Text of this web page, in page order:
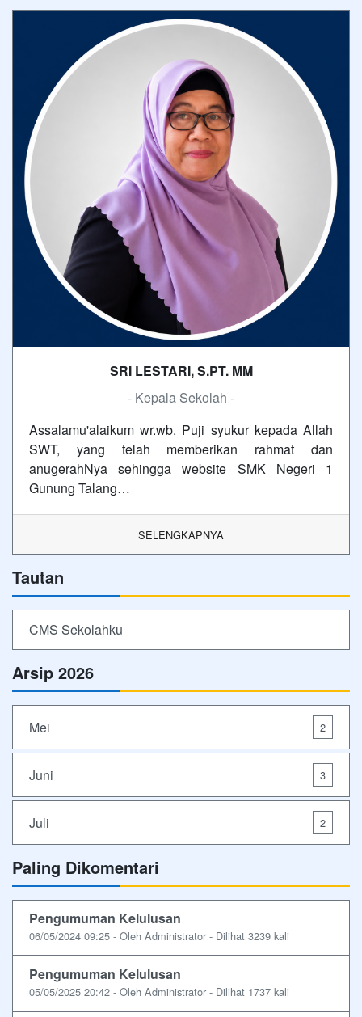
SRI LESTARI, S.PT. MM
- Kepala Sekolah -
Assalamu'alaikum wr.wb. Puji syukur kepada Allah
SWT, yang telah memberikan rahmat dan
anugerahNya sehingga website SMK Negeri 1
Gunung Talang…
SELENGKAPNYA
Tautan
CMS Sekolahku
Arsip 2026
Mei 2
Juni 3
Juli 2
Paling Dikomentari
Pengumuman Kelulusan
06/05/2024 09:25 - Oleh Administrator - Dilihat 3239 kali
Pengumuman Kelulusan
05/05/2025 20:42 - Oleh Administrator - Dilihat 1737 kali